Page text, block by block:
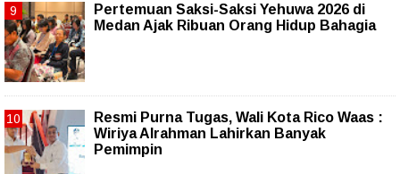
Pertemuan Saksi-Saksi Yehuwa 2026 di
Medan Ajak Ribuan Orang Hidup Bahagia
Resmi Purna Tugas, Wali Kota Rico Waas :
Wiriya Alrahman Lahirkan Banyak
Pemimpin